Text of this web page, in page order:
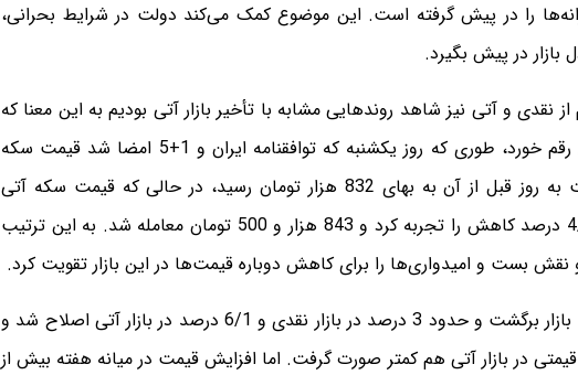
را در پیش گرفته است. این موضوع کمک می‌کند دولت در شرایط بحرانی،
در پیش بگیرد.
نقدی و آتی نیز شاهد روندهایی مشابه با تأخیر بازار آتی بودیم به این معنا که
افت بازار نقدی بیش از بازار آتی رقم خورد، طوری که روز یکشنبه که توافقنامه ایران و 1+5 امضا شد قیمت سکه
نقدی با کاهش 8 درصدی نسبت به روز قبل از آن به بهای 832 هزار تومان رسید، در حالی که قیمت سکه آتی
سررسید آذرماه در همان زمان 4/5 درصد کاهش را تجربه کرد و 843 هزار و 500 تومان معامله شد. به این ترتیب
با این حال در روز سه شنبه روند بازار برگشت و حدود 3 درصد در بازار نقدی و 6/1 درصد در بازار آتی اصلاح شد و
در بازار آتی هم کمتر صورت گرفت. اما افزایش قیمت در میانه هفته بیش از